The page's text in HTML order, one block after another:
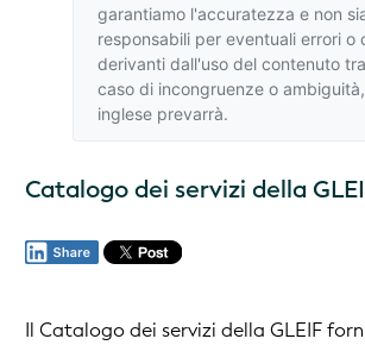
garantiamo l'accuratezza e non
responsabili per eventuali errori o
derivanti dall'uso del contenuto
caso di incongruenze o ambiguità,
inglese prevarrà.
Catalogo dei servizi della
Il Catalogo dei servizi della GLEIF